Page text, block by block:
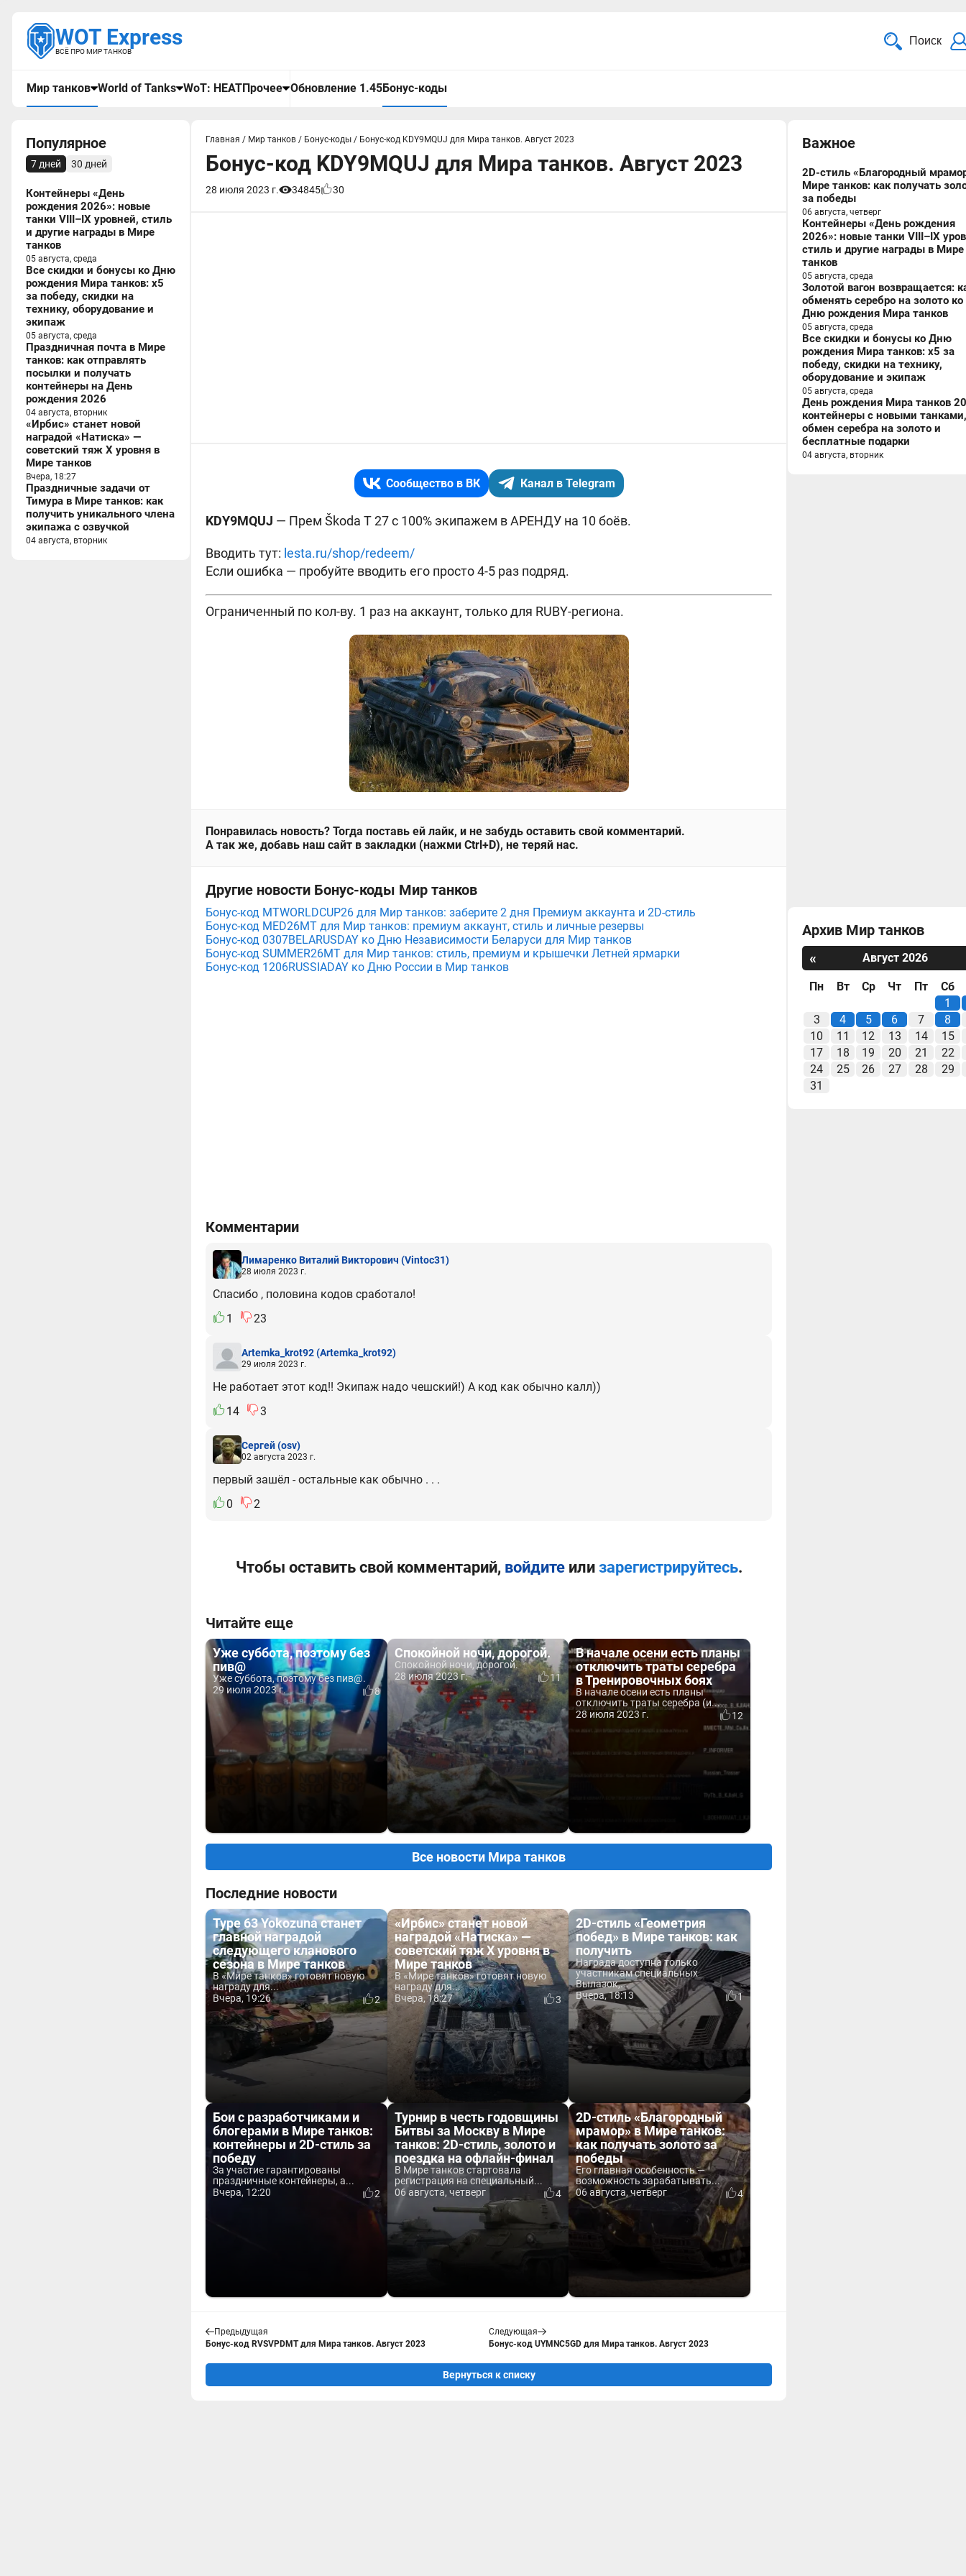
WOT Express
ВСЁ ПРО МИР ТАНКОВ
Поиск
Мир танков World of Tanks WoT: HEATПрочее Обновление 1.45Бонус-коды
Популярное
7 дней 30 дней
Контейнеры «День
рождения 2026»: новые
танки VIII–IX уровней, стиль
и другие награды в Мире
танков
05 августа, среда
Все скидки и бонусы ко Дню
рождения Мира танков: x5
за победу, скидки на
технику, оборудование и
экипаж
05 августа, среда
Праздничная почта в Мире
танков: как отправлять
посылки и получать
контейнеры на День
рождения 2026
04 августа, вторник
«Ирбис» станет новой
наградой «Натиска» —
советский тяж X уровня в
Мире танков
Вчера, 18:27
Праздничные задачи от
Тимура в Мире танков: как
получить уникального члена
экипажа с озвучкой
04 августа, вторник
Главная / Мир танков / Бонус-коды / Бонус-код KDY9MQUJ для Мира танков. Август 2023
Бонус-код KDY9MQUJ для Мира танков. Август 2023
28 июля 2023 г. 34845 30
Сообщество в ВК Канал в Telegram
KDY9MQUJ — Прем Škoda T 27 с 100% экипажем в АРЕНДУ на 10 боёв.
Вводить тут: lesta.ru/shop/redeem/
Если ошибка — пробуйте вводить его просто 4-5 раз подряд.
Ограниченный по кол-ву. 1 раз на аккаунт, только для RUBY-региона.
Понравилась новость? Тогда поставь ей лайк, и не забудь оставить свой комментарий.
А так же, добавь наш сайт в закладки (нажми Ctrl+D), не теряй нас.
Другие новости Бонус-коды Мир танков
Бонус-код MTWORLDCUP26 для Мир танков: заберите 2 дня Премиум аккаунта и 2D-стиль
Бонус-код MED26MT для Мир танков: премиум аккаунт, стиль и личные резервы
Бонус-код 0307BELARUSDAY ко Дню Независимости Беларуси для Мир танков
Бонус-код SUMMER26MT для Мир танков: стиль, премиум и крышечки Летней ярмарки
Бонус-код 1206RUSSIADAY ко Дню России в Мир танков
Комментарии
Лимаренко Виталий Викторович (Vintoc31)
28 июля 2023 г.
Спасибо , половина кодов сработало!
1
23
Artemka_krot92(Artemka_krot92)
29 июля 2023 г.
Не работает этот код!! Экипаж надо чешский!) А код как обычно калл))
14
3
Сергей(osv)
02 августа 2023 г.
первый зашёл - остальные как обычно . . .
0
2
Чтобы оставить свой комментарий, войдитеили зарегистрируйтесь.
Читайте еще
Уже суббота, поэтому без
пив@
Уже суббота, поэтому без пив@.
29 июля 2023 г.
8
Спокойной ночи, дорогой.
Спокойной ночи, дорогой.
28 июля 2023 г.
11
В начале осени есть планы
отключить траты серебра
в Тренировочных боях
В начале осени есть планы
отключить траты серебра (и...
28 июля 2023 г.
12
Все новости Мира танков
Последние новости
Type 63 Yokozuna станет
главной наградой
следующего кланового
сезона в Мире танков
В «Мире танков» готовят новую
награду для...
Вчера, 19:26
2
«Ирбис» станет новой
наградой «Натиска» —
советский тяж X уровня в
Мире танков
В «Мире танков» готовят новую
награду для...
Вчера, 18:27
3
2D-стиль «Геометрия
побед» в Мире танков: как
получить
Награда доступна только
участникам специальных
Вылазок,...
Вчера, 18:13
1
Бои с разработчиками и
блогерами в Мире танков:
контейнеры и 2D-стиль за
победу
За участие гарантированы
праздничные контейнеры, а...
Вчера, 12:20
2
Турнир в честь годовщины
Битвы за Москву в Мире
танков: 2D-стиль, золото и
поездка на офлайн-финал
В Мире танков стартовала
регистрация на специальный...
06 августа, четверг
4
2D-стиль «Благородный
мрамор» в Мире танков:
как получать золото за
победы
Его главная особенность —
возможность зарабатывать...
06 августа, четверг
4
Предыдущая
Бонус-код RVSVPDMT для Мира танков. Август 2023
Следующая
Бонус-код UYMNC5GD для Мира танков. Август 2023
Вернуться к списку
Важное
2D-стиль «Благородный
Мире танков: как получать
за победы
06 августа, четверг
Контейнеры «День рождения
2026»: новые танки VIII–IX
стиль и другие награды в Мире
танков
05 августа, среда
Золотой вагон возвращается:
обменять серебро на золото ко
Дню рождения Мира танков
05 августа, среда
Все скидки и бонусы ко Дню
рождения Мира танков: x5 за
победу, скидки на технику,
оборудование и экипаж
05 августа, среда
День рождения Мира танков
контейнеры с новыми танками,
обмен серебра на золото и
бесплатные подарки
04 августа, вторник
Архив Мир танков
«
Август 2026
Пн Вт Ср Чт Пт
Сб
1
3
4 5 6 7
8
10
11 12 13 14
15
17
18 19 20 21
22
24
25 26 27 28
29
31